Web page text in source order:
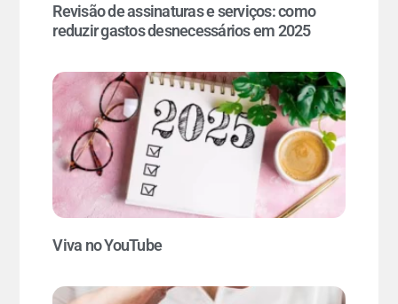
Revisão de assinaturas e serviços: como
reduzir gastos desnecessários em 2025
Viva no YouTube